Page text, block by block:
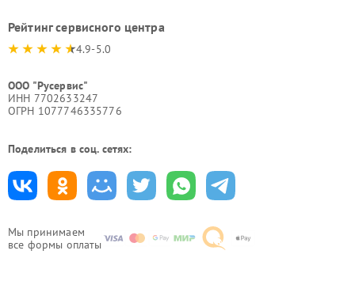
Мы принимаем
все формы оплаты
Рейтинг сервисного центра
4.9-5.0
ООО "Русервис"
ИНН 7702633247
ОГРН 1077746335776
Поделиться в соц. сетях: